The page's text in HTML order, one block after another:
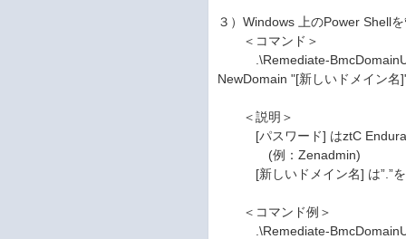
３）Windows 上のPower Shell
＜コマンド＞
.\Remediate-
NewDomain "[新しいドメイン名
＜説明＞
[パスワード] はztC
(例：Zenadmin)
[新しいドメイン名] は”.”を
＜コマンド例＞
.\Remediate-